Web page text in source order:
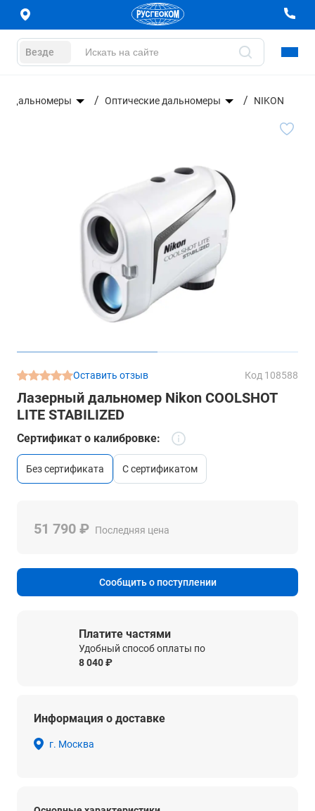
Везде
Дальномеры Оптические дальномеры NIKON
Оставить отзыв Код 108588
Лазерный дальномер Nikon COOLSHOT
LITE STABILIZED
Сертификат о калибровке:
без сертификата с сертификатом
51 790 ₽ Последняя цена
Сообщить о поступлении
Платите частями
Удобный способ оплаты по
8 040 ₽
Информация о доставке
г. Москва